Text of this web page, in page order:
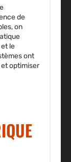
de
on
le
ont
etoptimiser